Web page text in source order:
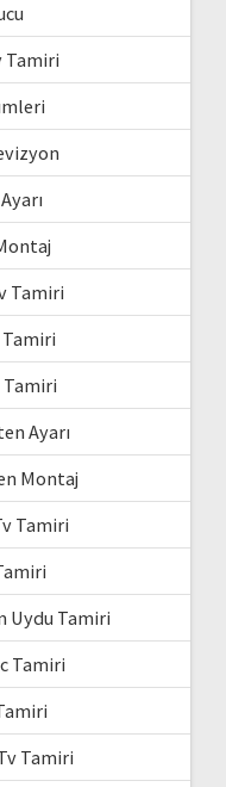
Tamiri
Tamiri
Tamiri
Tamiri
Ayarı
Montaj
Tamiri
Uydu Tamiri
Tamiri
Tamiri